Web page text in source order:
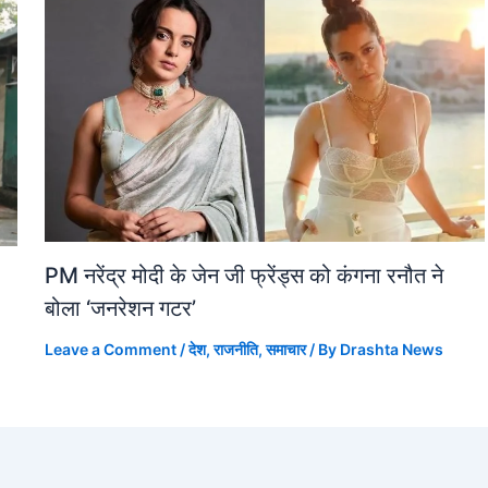
PM नरेंद्र मोदी के जेन जी फ्रेंड्स को कंगना रनौत ने
बोला ‘जनरेशन गटर’
Leave a Comment /देश,राजनीति,समाचार/ By Drashta News